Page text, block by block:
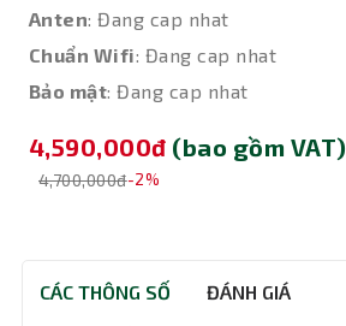
Anten: Đang cap nhat
Chuẩn Wifi: Đang cap nhat
Bảo mật: Đang cap nhat
4,590,000đ (bao gồm VAT)
4,700,000đ-2%
CÁC THÔNG SỐ ĐÁNH GIÁ